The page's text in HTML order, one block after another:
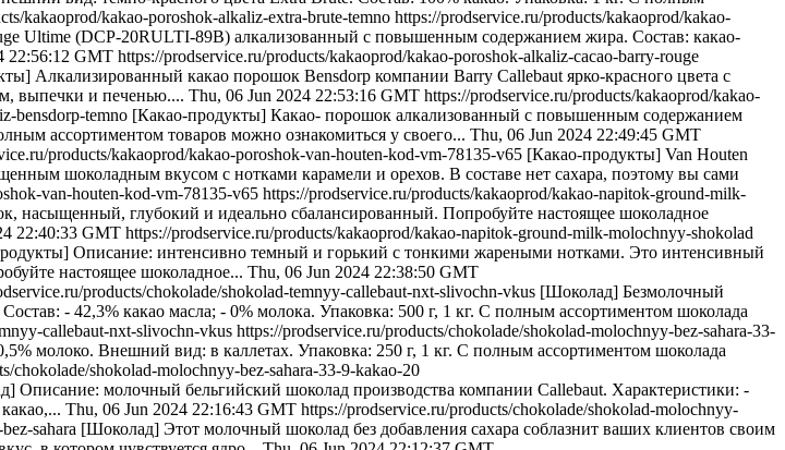
kakaoprod/kakao-poroshok-alkaliz-extra-brute-temno https://prodservice.ru/products/kakaoprod/kakao-
Ultime (DCP-20RULTI-89B) алкализованный с повышенным содержанием жира. Состав: какао-
22:56:12 GMT https://prodservice.ru/products/kakaoprod/kakao-poroshok-alkaliz-cacao-barry-rouge
Алкализированный какао порошок Bensdorp компании Barry Callebaut ярко-красного цвета c
выпечки и печенью.... Thu, 06 Jun 2024 22:53:16 GMT https://prodservice.ru/products/kakaoprod/kakao-
bensdorp-temno [Какао-продукты] Какао- порошок алкализованный с повышенным содержанием
ассортиментом товаров можно ознакомиться у своего... Thu, 06 Jun 2024 22:49:45 GMT
products/kakaoprod/kakao-poroshok-van-houten-kod-vm-78135-v65 [Какао-продукты] Van Houten
шоколадным вкусом с нотками карамели и орехов. В составе нет сахара, поэтому вы сами
van-houten-kod-vm-78135-v65 https://prodservice.ru/products/kakaoprod/kakao-napitok-ground-milk-
глубокий и идеально сбалансированный. Попробуйте настоящее шоколадное
22:40:33 GMT https://prodservice.ru/products/kakaoprod/kakao-napitok-ground-milk-molochnyy-shokolad
Описание: интенсивно темный и горький с тонкими жареными нотками. Это интенсивный
настоящее шоколадное... Thu, 06 Jun 2024 22:38:50 GMT
products/chokolade/shokolad-temnyy-callebaut-nxt-slivochn-vkus [Шоколад] Безмолочный
- 42,3% какао масла; - 0% молока. Упаковка: 500 г, 1 кг. С полным ассортиментом шоколада
callebaut-nxt-slivochn-vkus https://prodservice.ru/products/chokolade/shokolad-molochnyy-bez-sahara-33-
молоко. Внешний вид: в каллетах. Упаковка: 250 г, 1 кг. С полным ассортиментом шоколада
chokolade/shokolad-molochnyy-bez-sahara-33-9-kakao-20
Описание: молочный бельгийский шоколад производства компании Callebaut. Характеристики: -
Thu, 06 Jun 2024 22:16:43 GMT https://prodservice.ru/products/chokolade/shokolad-molochnyy-
sahara [Шоколад] Этот молочный шоколад без добавления сахара соблазнит ваших клиентов своим